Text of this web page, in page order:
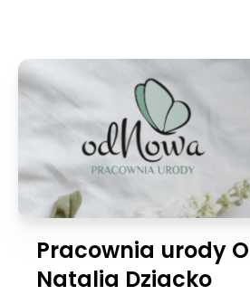
Pracownia urody
Natalia Dziacko